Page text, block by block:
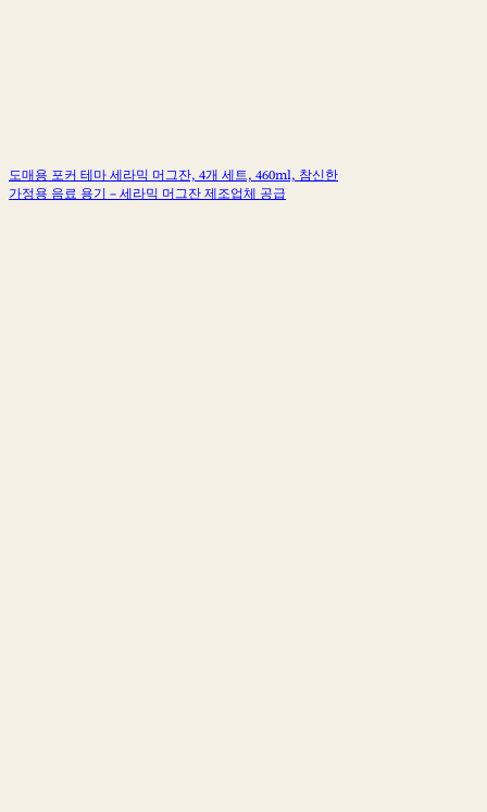
도매용 포커 테마 세라믹 머그잔, 4개 세트, 460ml, 참신한
가정용 음료 용기 – 세라믹 머그잔 제조업체 공급